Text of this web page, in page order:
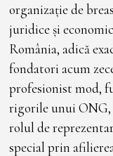
organizație de
juridice și
România, adică
fondatori acum
profesionist mod,
rigorile unui
rolul de
special prin